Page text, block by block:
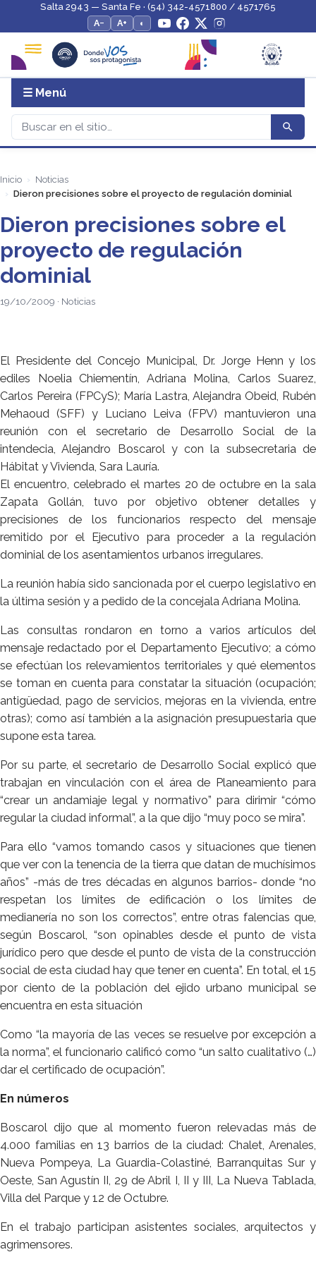
Salta 2943 — Santa Fe · (54) 342-4571800 / 4571765
A−
A+ ◐
☰ Menú
Inicio
Noticias
Dieron precisiones sobre el proyecto de regulación dominial
Dieron precisiones sobre el
proyecto de regulación
dominial
19/10/2009 · Noticias
El Presidente del Concejo Municipal, Dr. Jorge Henn y los
ediles Noelia Chiementín, Adriana Molina, Carlos Suarez,
Carlos Pereira (FPCyS); María Lastra, Alejandra Obeid, Rubén
Mehaoud (SFF) y Luciano Leiva (FPV) mantuvieron una
reunión con el secretario de Desarrollo Social de la
intendecia, Alejandro Boscarol y con la subsecretaria de
Hábitat y Vivienda, Sara Lauría.
El encuentro, celebrado el martes 20 de octubre en la sala
Zapata Gollán, tuvo por objetivo obtener detalles y
precisiones de los funcionarios respecto del mensaje
remitido por el Ejecutivo para proceder a la regulación
dominial de los asentamientos urbanos irregulares.
La reunión había sido sancionada por el cuerpo legislativo en
la última sesión y a pedido de la concejala Adriana Molina.
Las consultas rondaron en torno a varios artículos del
mensaje redactado por el Departamento Ejecutivo; a cómo
se efectúan los relevamientos territoriales y qué elementos
se toman en cuenta para constatar la situación (ocupación;
antigüedad, pago de servicios, mejoras en la vivienda, entre
otras); como así también a la asignación presupuestaria que
supone esta tarea.
Por su parte, el secretario de Desarrollo Social explicó que
trabajan en vinculación con el área de Planeamiento para
“crear un andamiaje legal y normativo” para dirimir “cómo
regular la ciudad informal”, a la que dijo “muy poco se mira”.
Para ello “vamos tomando casos y situaciones que tienen
que ver con la tenencia de la tierra que datan de muchísimos
años” -más de tres décadas en algunos barrios- donde “no
respetan los límites de edificación o los límites de
medianería no son los correctos”, entre otras falencias que,
según Boscarol, “son opinables desde el punto de vista
jurídico pero que desde el punto de vista de la construcción
social de esta ciudad hay que tener en cuenta”. En total, el 15
por ciento de la población del ejido urbano municipal se
encuentra en esta situación
Como “la mayoría de las veces se resuelve por excepción a
la norma”, el funcionario calificó como “un salto cualitativo (…)
dar el certificado de ocupación”.
En números
Boscarol dijo que al momento fueron relevadas más de
4.000 familias en 13 barrios de la ciudad: Chalet, Arenales,
Nueva Pompeya, La Guardia-Colastiné, Barranquitas Sur y
Oeste, San Agustín II, 29 de Abril I, II y III, La Nueva Tablada,
Villa del Parque y 12 de Octubre.
En el trabajo participan asistentes sociales, arquitectos y
agrimensores.